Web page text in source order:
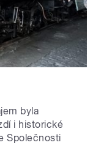
byla
i historické
Společnosti